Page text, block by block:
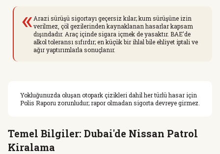
« Arazi sürüşü sigortayı geçersiz kılar; kum sürüşüne izin
verilmez, çöl gezilerinden kaynaklanan hasarlar kapsam
dışındadır. Araç içinde sigara içmek de yasaktır. BAE'de
alkol toleransı sıfırdır; en küçük bir ihlal bile ehliyet iptali ve
ağır yaptırımlarla sonuçlanır.
Yokluğunuzda oluşan otopark çizikleri dahil her türlü hasar için
Polis Raporu zorunludur; rapor olmadan sigorta devreye girmez.
Temel Bilgiler: Dubai'de Nissan Patrol
Kiralama